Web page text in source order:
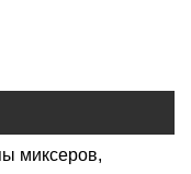
миксеров,